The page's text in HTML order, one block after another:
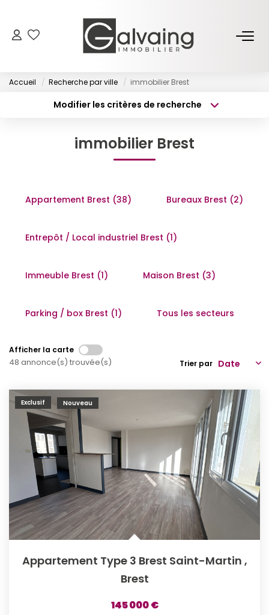
À Vendre
À Louer
PROGRAMMES NEUFS
Notre Équipe
Nous Rejoindre
Nos Actualités
ESPACE CLIENT
Gestion Locative
Mon Compte
CONTACT
Accueil Recherche par ville immobilier Brest
Modifier les critères de recherche
immobilier Brest
Appartement Brest (38) Bureaux Brest (2)
Entrepôt / Local industriel Brest (1)
Immeuble Brest (1) Maison Brest (3)
Parking / box Brest (1) Tous les secteurs
Afficher la carte
48 annonce(s) trouvée(s) Trier par
Exclusif Nouveau
Appartement Type 3 Brest Saint-Martin ,
Brest
145 000 €